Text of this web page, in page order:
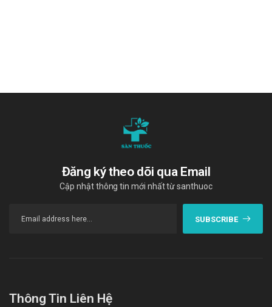
lượng và vui vẻ!"
Đăng ký theo dõi qua Email
Cập nhật thông tin mới nhất từ santhuoc
SUBSCRIBE
Thông Tin Liên Hệ